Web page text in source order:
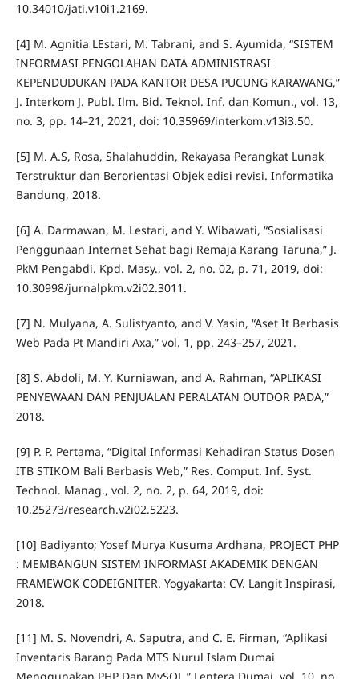
10.34010/jati.v10i1.2169.
[4] M. Agnitia LEstari, M. Tabrani, and S. Ayumida, “SISTEM
INFORMASI PENGOLAHAN DATA ADMINISTRASI
KEPENDUDUKAN PADA KANTOR DESA PUCUNG KARAWANG,”
J. Interkom J. Publ. Ilm. Bid. Teknol. Inf. dan Komun., vol. 13,
no. 3, pp. 14–21, 2021, doi: 10.35969/interkom.v13i3.50.
[5] M. A.S, Rosa, Shalahuddin, Rekayasa Perangkat Lunak
Terstruktur dan Berorientasi Objek edisi revisi. Informatika
Bandung, 2018.
[6] A. Darmawan, M. Lestari, and Y. Wibawati, “Sosialisasi
Penggunaan Internet Sehat bagi Remaja Karang Taruna,” J.
PkM Pengabdi. Kpd. Masy., vol. 2, no. 02, p. 71, 2019, doi:
10.30998/jurnalpkm.v2i02.3011.
[7] N. Mulyana, A. Sulistyanto, and V. Yasin, “Aset It Berbasis
Web Pada Pt Mandiri Axa,” vol. 1, pp. 243–257, 2021.
[8] S. Abdoli, M. Y. Kurniawan, and A. Rahman, “APLIKASI
PENYEWAAN DAN PENJUALAN PERALATAN OUTDOR PADA,”
2018.
[9] P. P. Pertama, “Digital Informasi Kehadiran Status Dosen
ITB STIKOM Bali Berbasis Web,” Res. Comput. Inf. Syst.
Technol. Manag., vol. 2, no. 2, p. 64, 2019, doi:
10.25273/research.v2i02.5223.
[10] Badiyanto; Yosef Murya Kusuma Ardhana, PROJECT PHP
: MEMBANGUN SISTEM INFORMASI AKADEMIK DENGAN
FRAMEWOK CODEIGNITER. Yogyakarta: CV. Langit Inspirasi,
2018.
[11] M. S. Novendri, A. Saputra, and C. E. Firman, “Aplikasi
Inventaris Barang Pada MTS Nurul Islam Dumai